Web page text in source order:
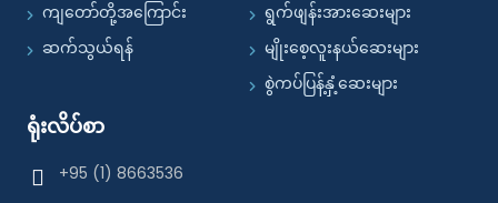
ကျတော်တို့အကြောင်း
ဆက်သွယ်ရန်
ရွက်ဖျန်းအားဆေးများ
မျိုးစေ့လူးနယ်ဆေးများ
စွဲကပ်ပြန့်နှံ့ဆေးများ
ရုံးလိပ်စာ
+95 (1) 8663536